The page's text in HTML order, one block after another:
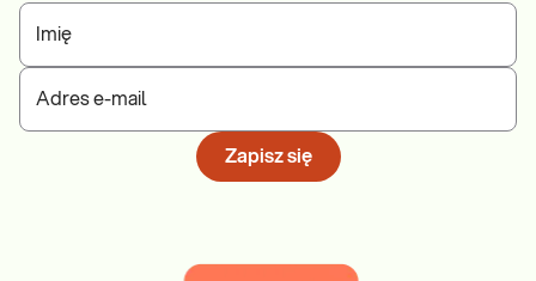
Imię
Adres e-mail
Zapisz się